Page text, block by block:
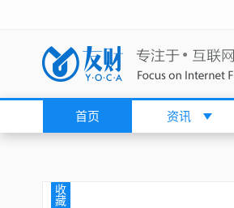
首页 资讯
收
藏